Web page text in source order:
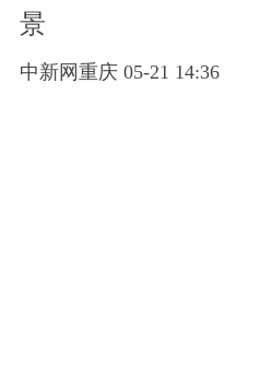
景
中新网重庆 05-21 14:36